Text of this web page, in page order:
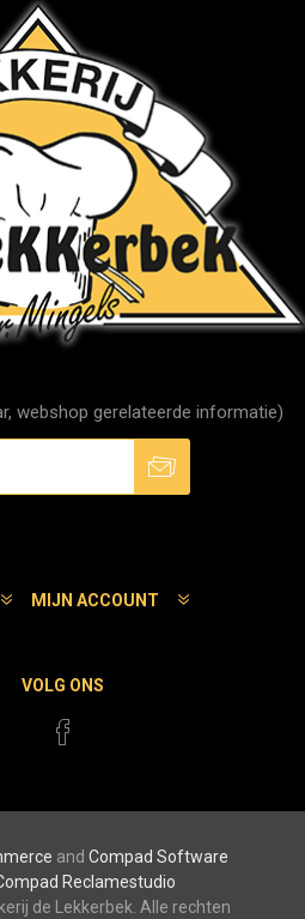
webshop gerelateerde informatie)
MIJN ACCOUNT
VOLG ONS
and Compad Software
Reclamestudio
de Lekkerbek. Alle rechten